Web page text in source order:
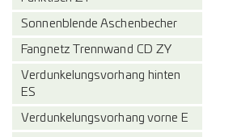
Sonnenblende Aschenbecher
Fangnetz Trennwand CD ZY
Verdunkelungsvorhang hinten
ES
Verdunkelungsvorhang vorne E